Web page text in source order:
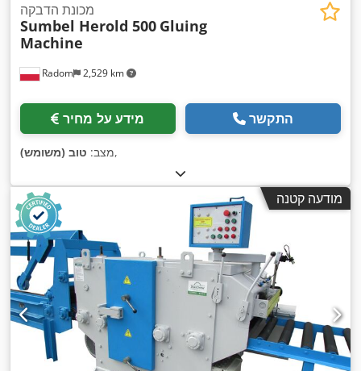
Radom 2,529 km
מכונת הדבקה
Sumbel Herold 500 Gluing
Machine
מידע על מחיר התקשר
מצב: טוב (משומש) ,
מודעה קטנה